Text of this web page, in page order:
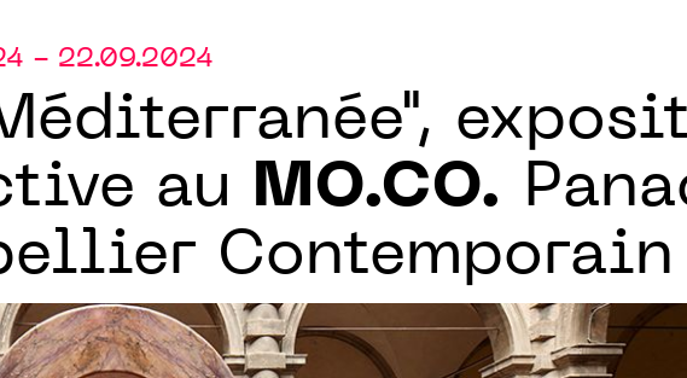
- 22.09.2024
au MO.CO.
Contemporain